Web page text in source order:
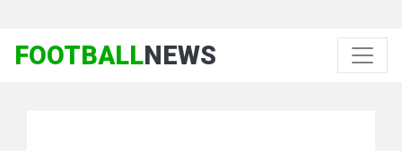
FOOTBALLNEWS